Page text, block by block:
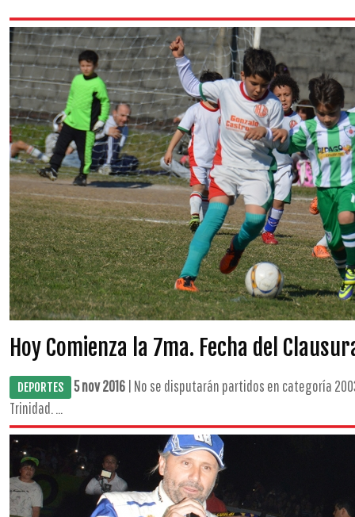
Hoy Comienza la 7ma. Fecha del
DEPORTES 5 nov 2016 | No se disputarán partidos en categoría
Trinidad. ...